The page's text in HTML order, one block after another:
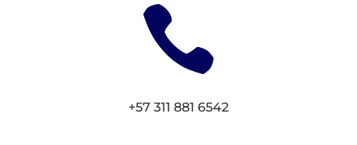

+57 311 881 6542